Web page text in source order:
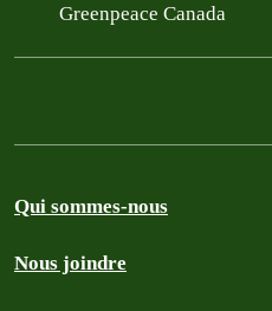
Greenpeace Canada
Qui sommes-nous
Nous joindre